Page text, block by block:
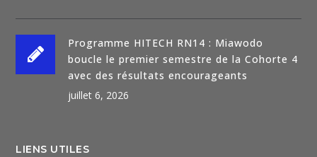
Programme HITECH RN14 : Miawodo
boucle le premier semestre de la Cohorte 4
avec des résultats encourageants
juillet 6, 2026
LIENS UTILES